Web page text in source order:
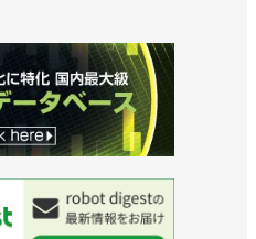
ップ、セル制御を新たな
社長
ト発売、EVバッテリーの